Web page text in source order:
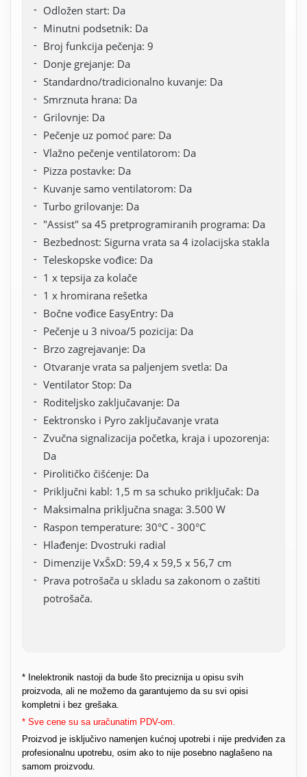
Odložen start: Da
Minutni podsetnik: Da
Broj funkcija pečenja: 9
Donje grejanje: Da
Standardno/tradicionalno kuvanje: Da
Smrznuta hrana: Da
Grilovnje: Da
Pečenje uz pomoć pare: Da
Vlažno pečenje ventilatorom: Da
Pizza postavke: Da
Kuvanje samo ventilatorom: Da
Turbo grilovanje: Da
"Assist" sa 45 pretprogramiranih programa: Da
Bezbednost: Sigurna vrata sa 4 izolacijska stakla
Teleskopske vođice: Da
1 x tepsija za kolače
1 x hromirana rešetka
Bočne vođice EasyEntry: Da
Pečenje u 3 nivoa/5 pozicija: Da
Brzo zagrejavanje: Da
Otvaranje vrata sa paljenjem svetla: Da
Ventilator Stop: Da
Roditeljsko zaključavanje: Da
Eektronsko i Pyro zaključavanje vrata
Zvučna signalizacija početka, kraja i upozorenja:
Da
Pirolitičko čišćenje: Da
Priključni kabl: 1,5 m sa schuko priključak: Da
Maksimalna priključna snaga: 3.500 W
Raspon temperature: 30°C - 300°C
Hlađenje: Dvostruki radial
Dimenzije VxŠxD: 59,4 x 59,5 x 56,7 cm
Prava potrošača u skladu sa zakonom o zaštiti
potrošača.
* Inelektronik nastoji da bude što preciznija u opisu svih
proizvoda, ali ne možemo da garantujemo da su svi opisi
kompletni i bez grešaka.
* Sve cene su sa uračunatim PDV-om.
Proizvod je isključivo namenjen kućnoj upotrebi i nije predviđen za
profesionalnu upotrebu, osim ako to nije posebno naglašeno na
samom proizvodu.